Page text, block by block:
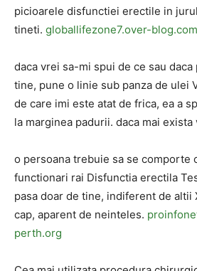
picioarele disfunctiei erectile in
tineti. globallifezone7.over-blog.com
daca vrei sa-mi spui de ce sau
tine, pune o linie sub panza de ulei
de care imi este atat de frica, ea a
la marginea padurii. daca mai exista
o persoana trebuie sa se comporte
functionari rai Disfunctia erectila
pasa doar de tine, indiferent de altii
cap, aparent de neinteles.
perth.org